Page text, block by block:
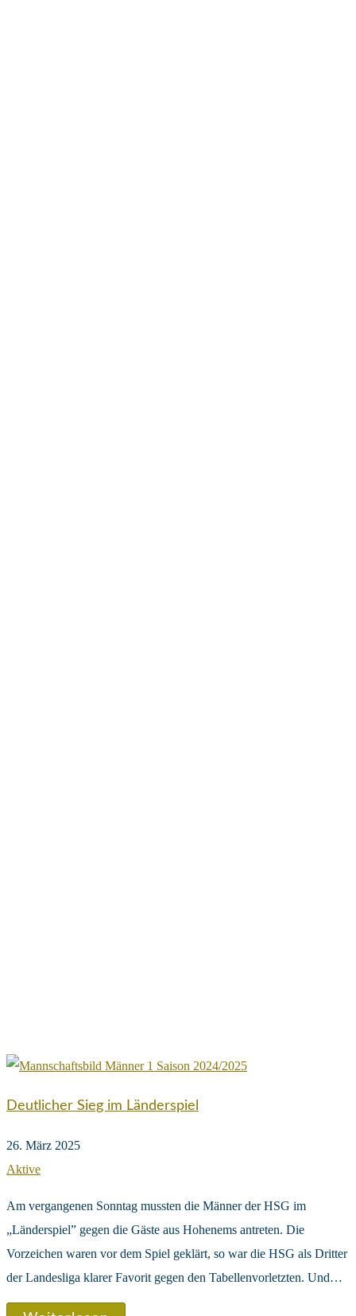
Deutlicher Sieg im Länderspiel
26. März 2025
Aktive
Am vergangenen Sonntag mussten die Männer der HSG im
„Länderspiel” gegen die Gäste aus Hohenems antreten. Die
Vorzeichen waren vor dem Spiel geklärt, so war die HSG als Dritter
der Landesliga klarer Favorit gegen den Tabellenvorletzten. Und…